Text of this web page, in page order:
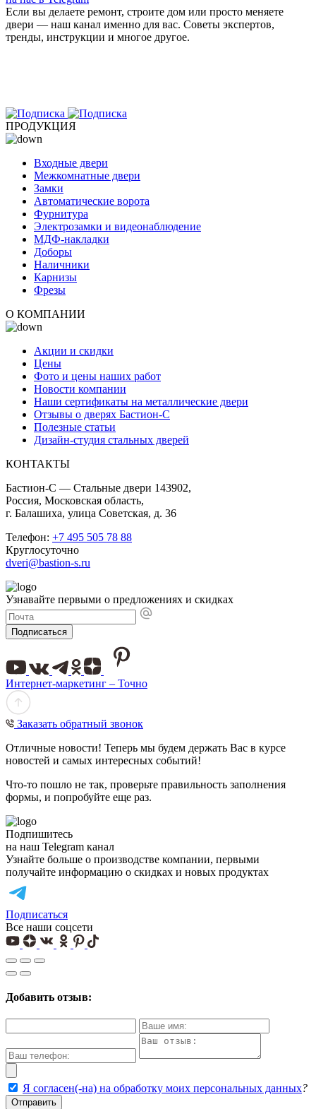
Если вы делаете ремонт, строите дом или просто меняете
двери — наш канал именно для вас. Советы экспертов,
тренды, инструкции и многое другое.
ПРОДУКЦИЯ
Входные двери
Межкомнатные двери
Замки
Автоматические ворота
Фурнитура
Электрозамки и видеонаблюдение
МДФ-накладки
Доборы
Наличники
Карнизы
Фрезы
О КОМПАНИИ
Акции и скидки
Цены
Фото и цены наших работ
Новости компании
Наши сертификаты на металлические двери
Отзывы о дверях Бастион-С
Полезные статьи
Дизайн-студия стальных дверей
КОНТАКТЫ
Бастион-С — Стальные двери 143902,
Россия, Московская область,
г. Балашиха, улица Советская, д. 36
Телефон: +7 495 505 78 88
Круглосуточно
dveri@bastion-s.ru
Узнавайте первыми о предложениях и скидках
Подписаться
Интернет-маркетинг – Точно
Заказать обратный звонок
Отличные новости! Теперь мы будем держать Вас в курсе
новостей и самых интересных событий!
Что-то пошло не так, проверьте правильность заполнения
формы, и попробуйте еще раз.
Подпишитесь
на наш Telegram канал
Узнайте больше о производстве компании, первыми
получайте информацию о скидках и новых продуктах
Подписаться
Все наши соцсети
Добавить отзыв:
Я согласен(-на) на обработку моих персональных данных?
Отправить